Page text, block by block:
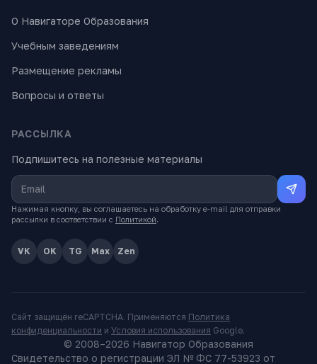
О Навигаторе Образования
Учебным заведениям
Размещение рекламы
Вопросы и ответы
РАССЫЛКА
Подпишитесь на полезные материалы
Нажимая кнопку, вы соглашаетесь на обработку e-mail для отправки
рассылки в соответствии с Политикой.
VK OK TG Max Zen
Сайт защищён reCAPTCHA. Применяются Политика
конфиденциальности и Условия использования Google.
© 2008–2026 Навигатор Образования
Свидетельство о регистрации ЭЛ № ФС 77-53923 от